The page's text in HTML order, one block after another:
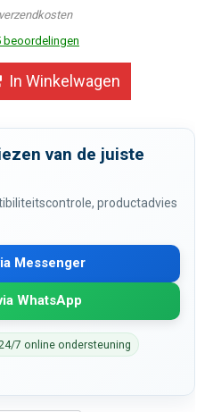
beoordelingen
In Winkelwagen
van de juiste
productadvies
Messenger
WhatsApp
7 online ondersteuning